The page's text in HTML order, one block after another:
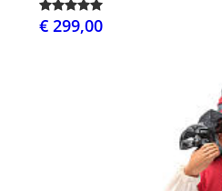
€ 299,00